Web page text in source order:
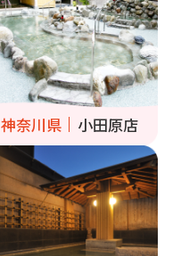
神奈川県 小田原店